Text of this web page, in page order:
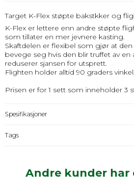
Target K-Flex støpte bakstkker og
K-Flex er lettere enn andre støpte
som tillater en mer jevnere kasting.
Skaftdelen er flexibel som gjør at
bevege seg hvis den blir truffet av
reduserer sjansen for utsprett.
Flighten holder alltid 90 graders vinkel.
Prisen er for 1 sett som inneholder 3
Spesifikasjoner
Tags
Andre kunder har